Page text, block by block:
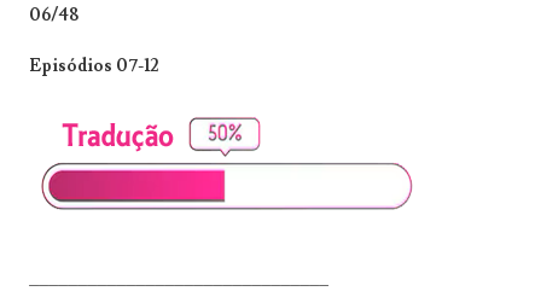
06/48
Episódios 07-12
_______________________________